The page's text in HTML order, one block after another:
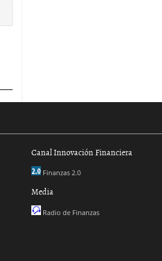
Canal Innovación Financiera
Finanzas 2.0
Media
Radio de Finanzas